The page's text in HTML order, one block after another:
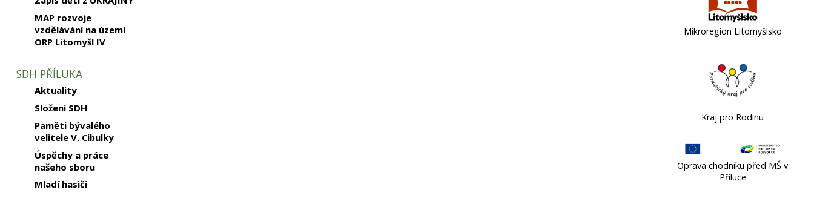
MAP rozvoje
vzdělávání na území
ORP Litomyšl IV
SDH PŘÍLUKA
Aktuality
Složení SDH
Paměti bývalého
velitele V. Cibulky
Úspěchy a práce
našeho sboru
Mladí hasiči
Mikroregion Litomyšlsko
Kraj pro Rodinu
Oprava chodníku před MŠ v
Příluce